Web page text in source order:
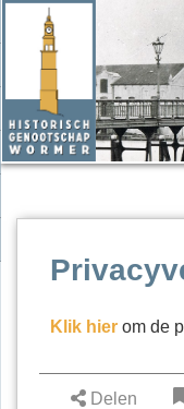
Klik hier om de
Delen